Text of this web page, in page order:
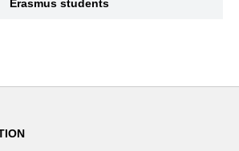
Erasmus students